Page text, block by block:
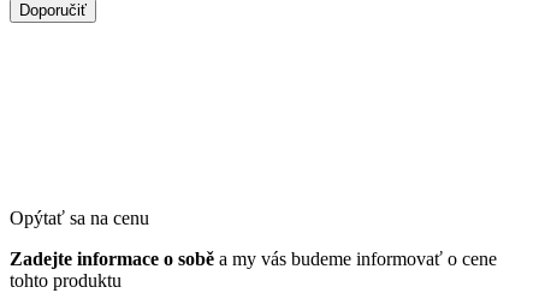
Doporučiť
Opýtať sa na cenu
Zadejte informace o sobě a my vás budeme informovať o cene
tohto produktu